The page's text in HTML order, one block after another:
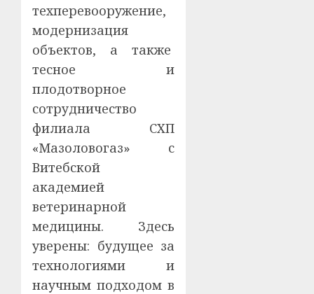
техперевооружение,
модернизация
объектов, а также
тесное и
плодотворное
сотрудничество
филиала СХП
«Мазоловогаз» с
Витебской
академией
ветеринарной
медицины. Здесь
уверены: будущее за
технологиями и
научным подходом в